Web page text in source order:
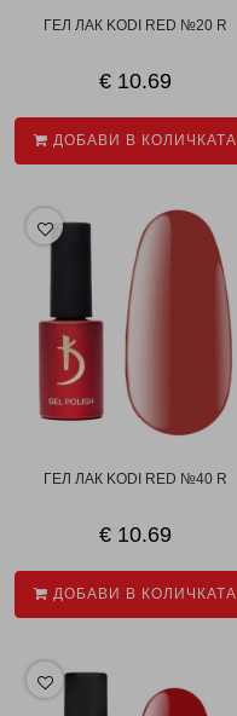
ГЕЛ ЛАК KODI RED №20 R
€ 10.69
ДОБАВИ В КОЛИЧКАТА
ГЕЛ ЛАК KODI RED №40 R
€ 10.69
ДОБАВИ В КОЛИЧКАТА